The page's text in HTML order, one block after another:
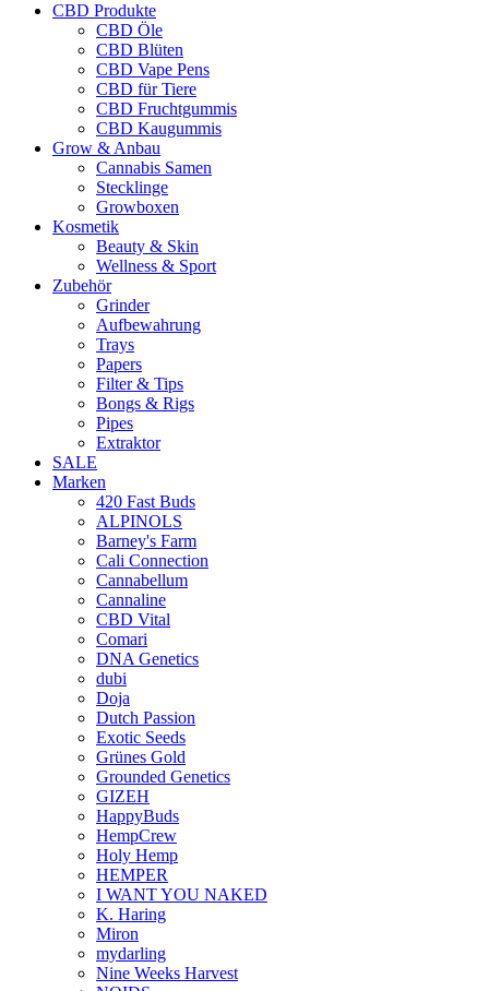
CBD Produkte
CBD Öle
CBD Blüten
CBD Vape Pens
CBD für Tiere
CBD Fruchtgummis
CBD Kaugummis
Grow & Anbau
Cannabis Samen
Stecklinge
Growboxen
Kosmetik
Beauty & Skin
Wellness & Sport
Zubehör
Grinder
Aufbewahrung
Trays
Papers
Filter & Tips
Bongs & Rigs
Pipes
Extraktor
SALE
Marken
420 Fast Buds
ALPINOLS
Barney's Farm
Cali Connection
Cannabellum
Cannaline
CBD Vital
Comari
DNA Genetics
dubi
Doja
Dutch Passion
Exotic Seeds
Grünes Gold
Grounded Genetics
GIZEH
HappyBuds
HempCrew
Holy Hemp
HEMPER
I WANT YOU NAKED
K. Haring
Miron
mydarling
Nine Weeks Harvest